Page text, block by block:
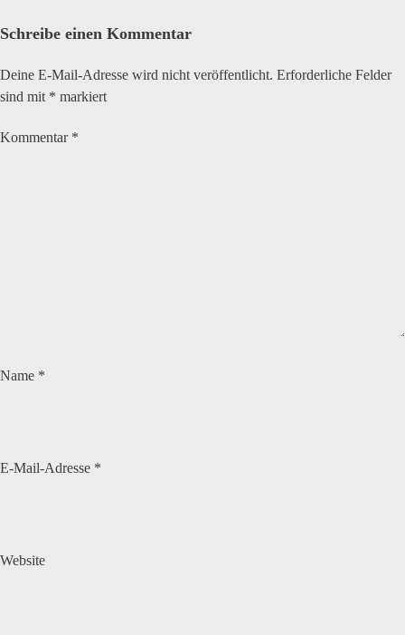
Schreibe einen Kommentar
Deine E-Mail-Adresse wird nicht veröffentlicht. Erforderliche Felder
sind mit * markiert
Kommentar *
Name *
E-Mail-Adresse *
Website